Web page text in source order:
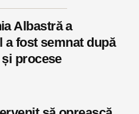
Albastră a
fost semnat după
procese